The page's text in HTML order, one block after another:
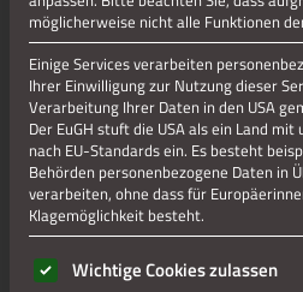
möglicherweise nicht alle Funktionen
Einige Services verarbeiten
Ihrer Einwilligung zur Nutzung dieser
Verarbeitung Ihrer Daten in den USA
Der EuGH stuft die USA als ein Land
nach EU-Standards ein. Es besteht
Behörden personenbezogene Daten in
verarbeiten, ohne dass für
Klagemöglichkeit besteht.
Es folgt eine Liste der Service-
Wichtige Cookies zulassen